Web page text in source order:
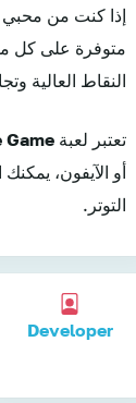
إذا كنت من محبي
متوفرة على كل من
النقاط العالية
تعتبر لعبة Game
أو الآيفون،
التوتر.
Developer